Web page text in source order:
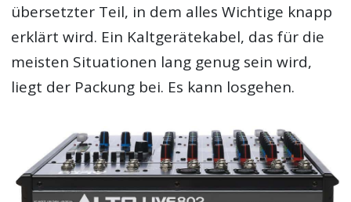
übersetzter Teil, in dem alles Wichtige knapp
erklärt wird. Ein Kaltgerätekabel, das für die
meisten Situationen lang genug sein wird,
liegt der Packung bei. Es kann losgehen.